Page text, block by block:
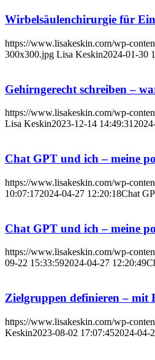
Wirbelsäulenchirurgie für
https://www.lisakeskin.com/wp-
300x300.jpg Lisa Keskin2024-01-30
Gehirngerecht schreiben –
https://www.lisakeskin.com/wp-
Lisa Keskin2023-12-14 14:49:31
Chat GPT und ich – meine
https://www.lisakeskin.com/wp-
10:07:172024-04-27 12:20:18Chat
Chat GPT und ich – meine
https://www.lisakeskin.com/wp-
09-22 15:33:592024-04-27 12:20:49
Zielgruppen definieren – mit
https://www.lisakeskin.com/wp-
Keskin2023-08-02 17:07:452024-04-